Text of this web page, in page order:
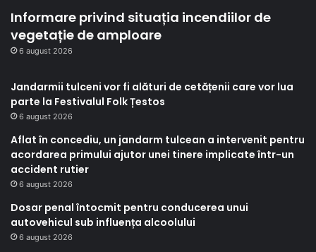
Informare privind situația incendiilor de
vegetație de amploare
6 august 2026
Jandarmii tulceni vor fi alături de cetățenii care vor lua
parte la Festivalul Folk Țestos
6 august 2026
Aflat în concediu, un jandarm tulcean a intervenit pentru
acordarea primului ajutor unei tinere implicate într-un
accident rutier
6 august 2026
Dosar penal întocmit pentru conducerea unui
autovehicul sub influența alcoolului
6 august 2026